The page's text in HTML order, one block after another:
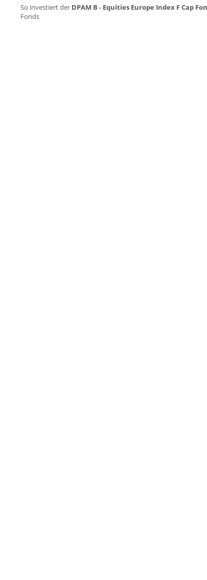
So investiert der DPAM B - Equities Europe Index F Cap
Fonds